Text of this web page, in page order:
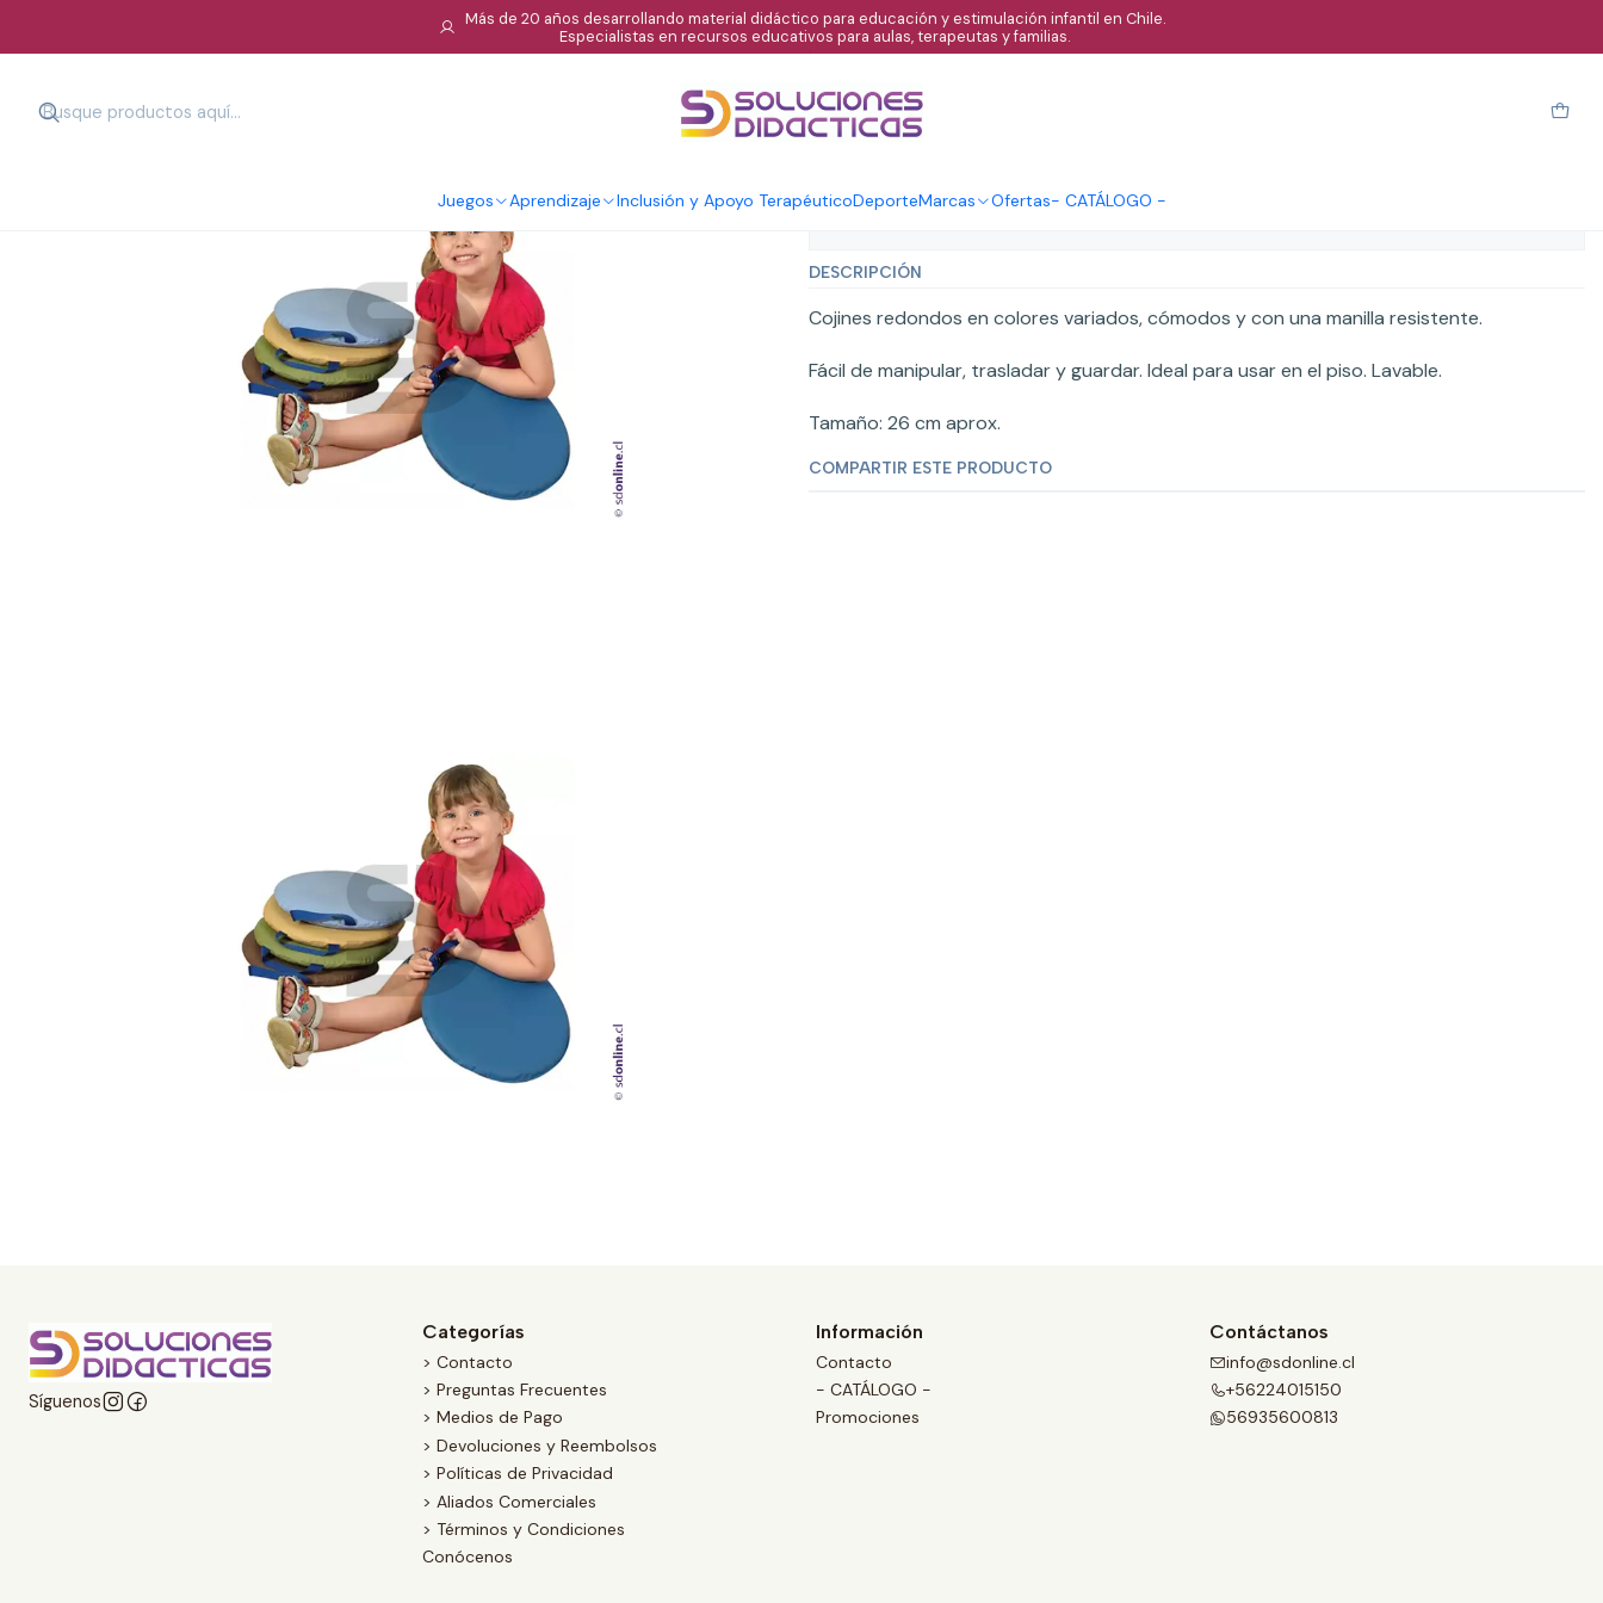
Juegos Aprendizaje Inclusión y Apoyo TerapéuticoDeporteMarcas Ofertas- CATÁLOGO -
Más de 20 años desarrollando material didáctico para educación y estimulación infantil en Chile.
Especialistas en recursos educativos para aulas, terapeutas y familias.
|
Cojín con una manilla
DESCRIPCIÓN
Cojines redondos en colores variados, cómodos y con una manilla resistente.
Fácil de manipular, trasladar y guardar. Ideal para usar en el piso. Lavable.
Tamaño: 26 cm aprox.
COMPARTIR ESTE PRODUCTO
Síguenos
Categorías
> Contacto
> Preguntas Frecuentes
> Medios de Pago
> Devoluciones y Reembolsos
> Políticas de Privacidad
> Aliados Comerciales
> Términos y Condiciones
Conócenos
Información
Contacto
- CATÁLOGO -
Promociones
Contáctanos
info@sdonline.cl
+56224015150
56935600813